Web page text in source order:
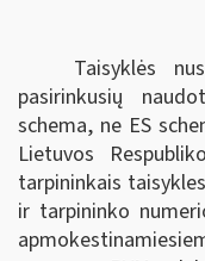
Taisyklės
pasirinkusių
schema, ne ES
Lietuvos
tarpininkais
ir tarpininko